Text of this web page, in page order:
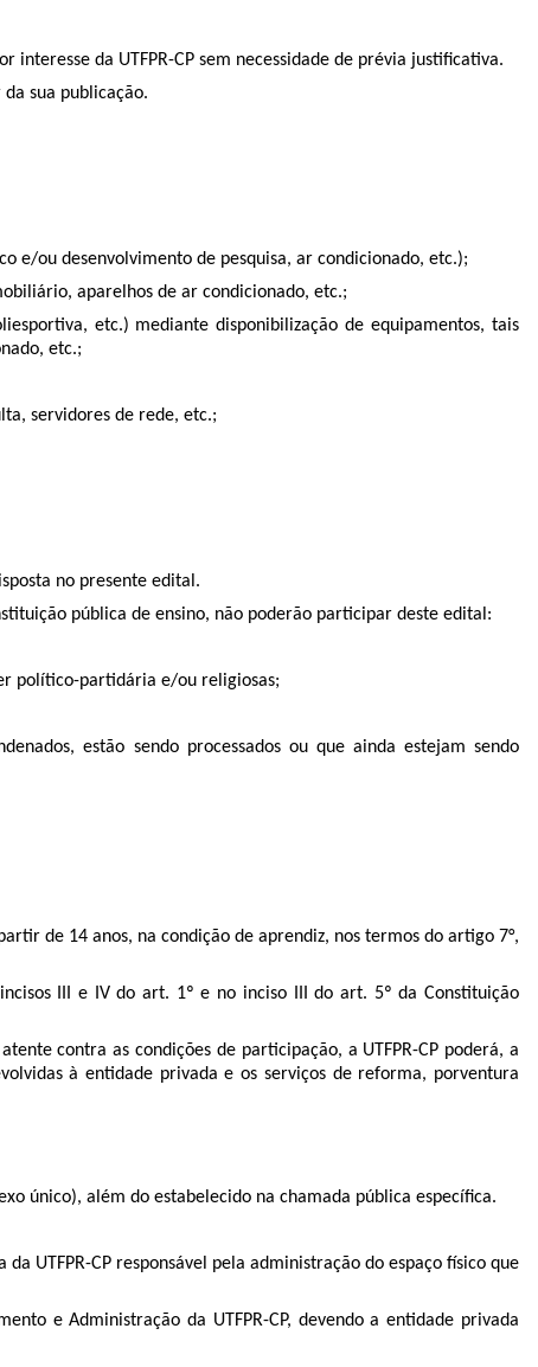
da UTFPR-CP sem necessidade de prévia justificativa.
sua publicação.
e/ou desenvolvimento de pesquisa, ar condicionado, etc.);
aparelhos de ar condicionado, etc.;
etc.) mediante disponibilização de equipamentos, tais
etc.;
servidores de rede, etc.;
no presente edital.
pública de ensino, não poderão participar deste edital:
político-partidária e/ou religiosas;
estão sendo processados ou que ainda estejam sendo
de 14 anos, na condição de aprendiz, nos termos do artigo 7°,
III e IV do art. 1º e no inciso III do art. 5º da Constituição
contra as condições de participação, a UTFPR-CP poderá, a
à entidade privada e os serviços de reforma, porventura
único), além do estabelecido na chamada pública específica.
UTFPR-CP responsável pela administração do espaço físico que
e Administração da UTFPR-CP, devendo a entidade privada